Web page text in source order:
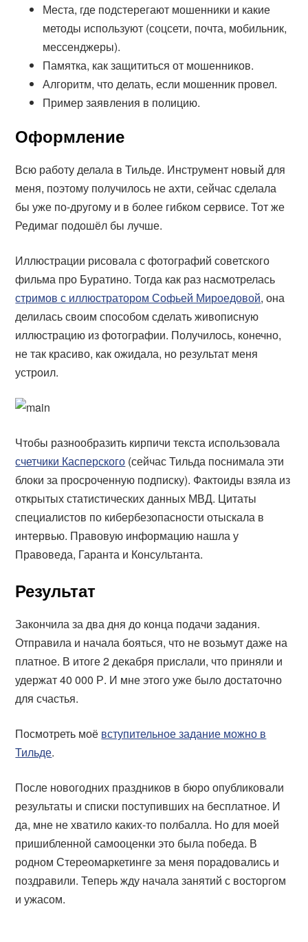
Места, где подстерегают мошенники и какие
методы используют (соцсети, почта, мобильник,
мессенджеры).
Памятка, как защититься от мошенников.
Алгоритм, что делать, если мошенник провел.
Пример заявления в полицию.
Оформление
Всю работу делала в Тильде. Инструмент новый для
меня, поэтому получилось не ахти, сейчас сделала
бы уже по-другому и в более гибком сервисе. Тот же
Редимаг подошёл бы лучше.
Иллюстрации рисовала с фотографий советского
фильма про Буратино. Тогда как раз насмотрелась
стримов с иллюстратором Софьей Мироедовой, она
делилась своим способом сделать живописную
иллюстрацию из фотографии. Получилось, конечно,
не так красиво, как ожидала, но результат меня
устроил.
Чтобы разнообразить кирпичи текста использовала
счетчики Касперского (сейчас Тильда поснимала эти
блоки за просроченную подписку). Фактоиды взяла из
открытых статистических данных МВД. Цитаты
специалистов по кибербезопасности отыскала в
интервью. Правовую информацию нашла у
Правоведа, Гаранта и Консультанта.
Результат
Закончила за два дня до конца подачи задания.
Отправила и начала бояться, что не возьмут даже на
платное. В итоге 2 декабря прислали, что приняли и
удержат 40 000 Р. И мне этого уже было достаточно
для счастья.
Посмотреть моё вступительное задание можно в
Тильде.
После новогодних праздников в бюро опубликовали
результаты и списки поступивших на бесплатное. И
да, мне не хватило каких-то полбалла. Но для моей
пришибленной самооценки это была победа. В
родном Стереомаркетинге за меня порадовались и
поздравили. Теперь жду начала занятий с восторгом
и ужасом.